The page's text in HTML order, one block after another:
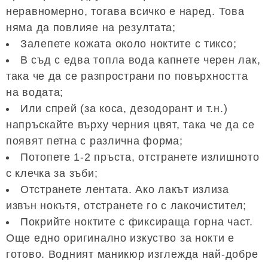
неравномерно, тогава всичко е наред. Това
няма да повлияе на резултата;
Залепете кожата около ноктите с тиксо;
В съд с едва топла вода капнете черен лак,
така че да се разпространи по повърхността
на водата;
Или спрей (за коса, дезодорант и т.н.)
напръскайте върху черния цвят, така че да се
появят петна с различна форма;
Потопете 1-2 пръста, отстранете излишното
с клечка за зъби;
Отстранете лентата. Ако лакът излиза
извън нокътя, отстранете го с лакочистител;
Покрийте ноктите с фиксираща горна част.
Още едно оригинално изкуство за нокти е
готово. Водният маникюр изглежда най-добре